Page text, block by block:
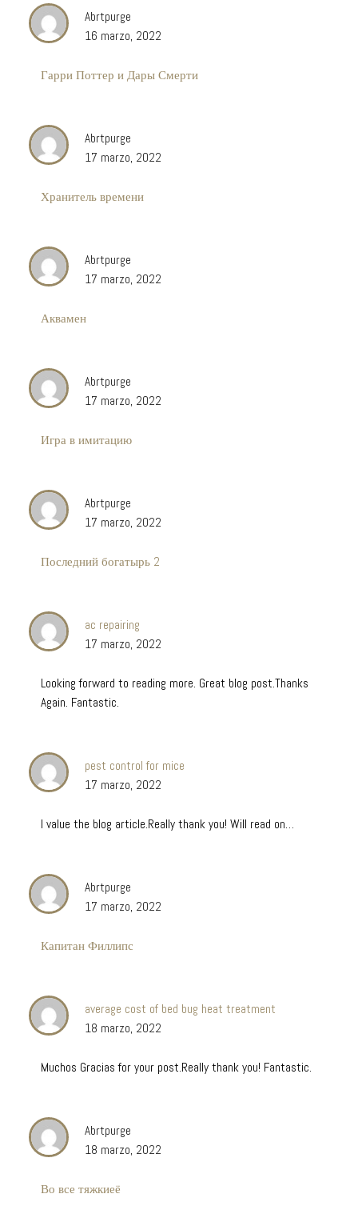
Abrtpurge
16 marzo, 2022
Гарри Поттер и Дары Смерти
Abrtpurge
17 marzo, 2022
Хранитель времени
Abrtpurge
17 marzo, 2022
Аквамен
Abrtpurge
17 marzo, 2022
Игра в имитацию
Abrtpurge
17 marzo, 2022
Последний богатырь 2
ac repairing
17 marzo, 2022
Looking forward to reading more. Great blog post.Thanks
Again. Fantastic.
pest control for mice
17 marzo, 2022
I value the blog article.Really thank you! Will read on…
Abrtpurge
17 marzo, 2022
Капитан Филлипс
average cost of bed bug heat treatment
18 marzo, 2022
Muchos Gracias for your post.Really thank you! Fantastic.
Abrtpurge
18 marzo, 2022
Во все тяжкиеё